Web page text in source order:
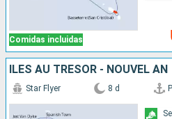
Comidas incluidas
ÎLES AU TRÉSOR - NOUVEL AN
Star Flyer 8 d